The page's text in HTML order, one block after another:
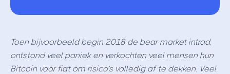
Toen bijvoorbeeld begin 2018 de bear market intrad,
ontstond veel paniek en verkochten veel mensen hun
Bitcoin voor fiat om risico’s volledig af te dekken. Veel